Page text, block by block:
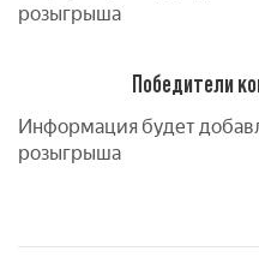
розыгрыша
Победители
Информация будет
розыгрыша